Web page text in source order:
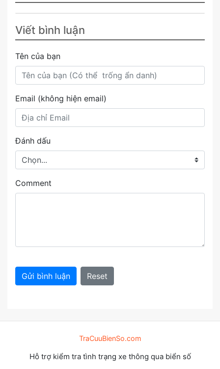
Viết bình luận
Tên của bạn
Email (không hiện email)
Đánh dấu
Comment
Gửi bình luận Reset
TraCuuBienSo.com
Hỗ trợ kiểm tra tình trạng xe thông qua biển số